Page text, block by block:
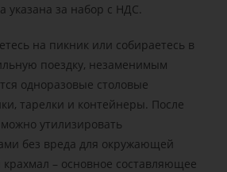
указана за набор с НДС.
на пикник или собираетесь в
поездку, незаменимым
одноразовые столовые
тарелки и контейнеры. После
утилизировать
без вреда для окружающей
– основное составляющее